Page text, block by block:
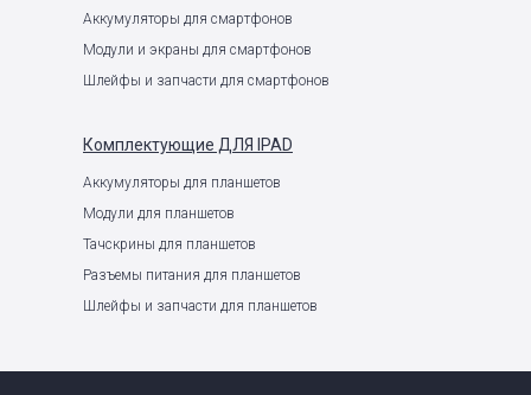
Аккумуляторы для смартфонов
Модули и экраны для смартфонов
Шлейфы и запчасти для смартфонов
Комплектующие ДЛЯ IPAD
Аккумуляторы для планшетов
Модули для планшетов
Тачскрины для планшетов
Разъемы питания для планшетов
Шлейфы и запчасти для планшетов